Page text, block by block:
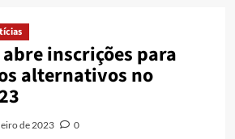
abre inscrições para
alternativos no
de 2023 0